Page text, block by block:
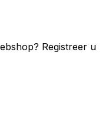
Registreer u